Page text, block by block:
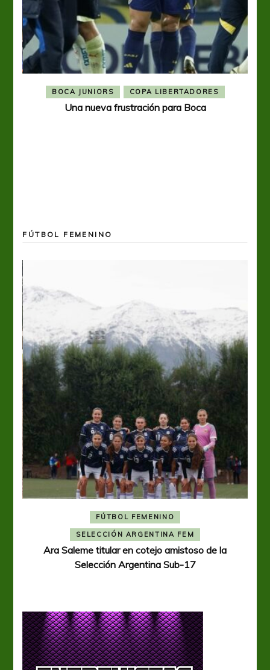
BOCA JUNIORS COPA LIBERTADORES
Una nueva frustración para Boca
FÚTBOL FEMENINO
FÚTBOL FEMENINO
SELECCIÓN ARGENTINA FEM
Ara Saleme titular en cotejo amistoso de la
Selección Argentina Sub-17